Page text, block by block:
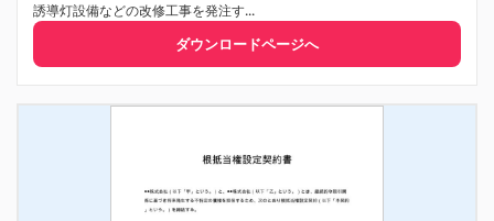
誘導灯設備などの改修工事を発注す...
ダウンロードページへ